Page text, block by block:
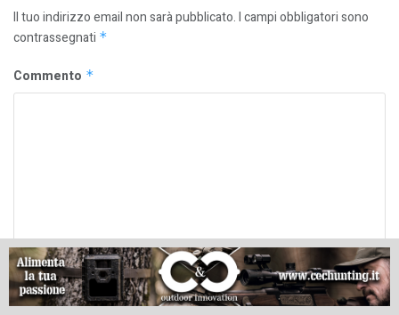
Il tuo indirizzo email non sarà pubblicato.I campi obbligatori sono
contrassegnati *
Commento *
Nome*